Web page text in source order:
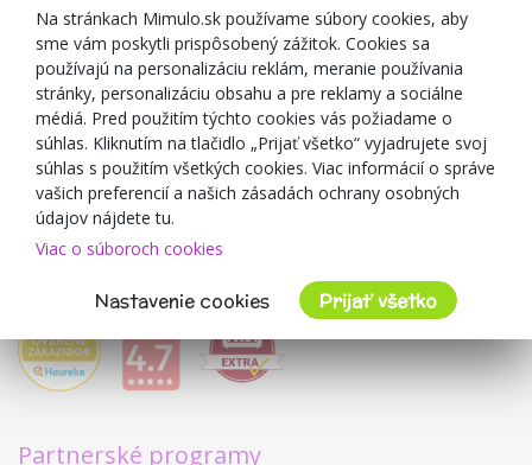
Zľavové kupóny
Blog
O predajcovi
Mimulo.sk
Obchodné podmienky
Ochrana osobných údajov GDPR
Kontakty
Spolupracujeme
Partnerské programy
Na stránkach Mimulo.sk používame súbory cookies, aby
sme vám poskytli prispôsobený zážitok. Cookies sa
používajú na personalizáciu reklám, meranie používania
stránky, personalizáciu obsahu a pre reklamy a sociálne
médiá. Pred použitím týchto cookies vás požiadame o
súhlas. Kliknutím na tlačidlo „Prijať všetko“ vyjadrujete svoj
súhlas s použitím všetkých cookies. Viac informácií o správe
vašich preferencií a našich zásadách ochrany osobných
údajov nájdete tu.
Viac o súboroch cookies
Nastavenie cookies Prijať všetko